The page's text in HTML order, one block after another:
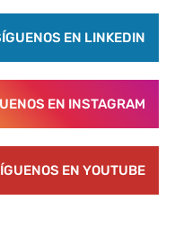
EN LINKEDIN
EN INSTAGRAM
EN YOUTUBE